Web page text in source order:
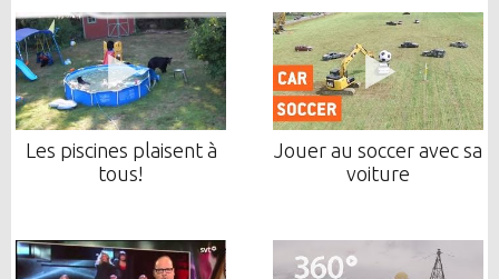
Les piscines plaisent à
tous!
Jouer au soccer avec sa
voiture